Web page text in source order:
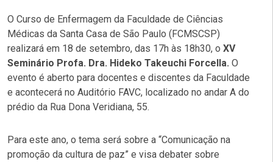
O Curso de Enfermagem da Faculdade de Ciências
Médicas da Santa Casa de São Paulo (FCMSCSP)
realizará em 18 de setembro, das 17h às 18h30, o XV
Seminário Profa. Dra. Hideko Takeuchi Forcella. O
evento é aberto para docentes e discentes da Faculdade
e acontecerá no Auditório FAVC, localizado no andar A do
prédio da Rua Dona Veridiana, 55.
Para este ano, o tema será sobre a “Comunicação na
promoção da cultura de paz” e visa debater sobre